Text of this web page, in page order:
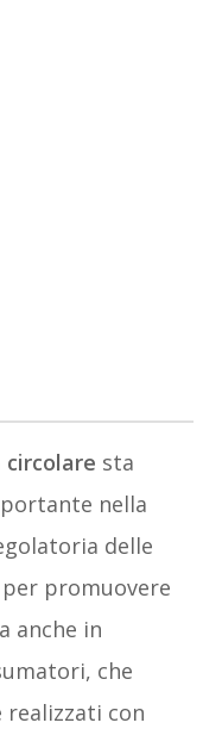
circolare sta
nella
delle
promuovere
anche in
che
con